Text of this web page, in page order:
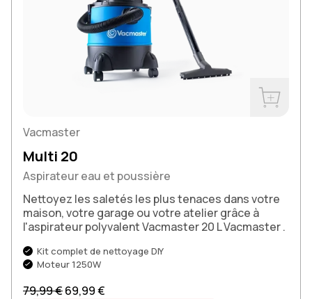
Vacmaster
Multi 20
Aspirateur eau et poussière
Nettoyez les saletés les plus tenaces dans votre
maison, votre garage ou votre atelier grâce à
l'aspirateur polyvalent Vacmaster 20 L Vacmaster .
Kit complet de nettoyage DIY
Moteur 1250W
Prix normal
79,99 €Prix soldé
69,99 €